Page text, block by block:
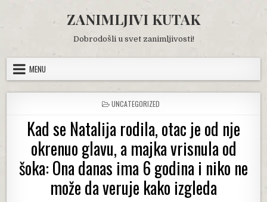
content
ZANIMLJIVI KUTAK
Dobrodošli u svet zanimljivosti!
MENU
POSTED
IN
UNCATEGORIZED
Kad se Natalija rodila, otac je od nje
okrenuo glavu, a majka vrisnula od
šoka: Ona danas ima 6 godina i niko ne
može da veruje kako izgleda